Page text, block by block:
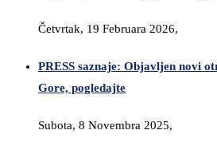
Četvrtak, 19 Februara 2026,
PRESS saznaje: Objavljen novi
Gore, pogledajte
Subota, 8 Novembra 2025,